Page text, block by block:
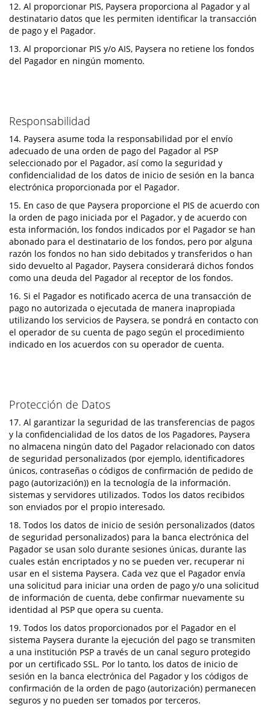
12. Al proporcionar PIS, Paysera proporciona al Pagador y al
destinatario datos que les permiten identificar la transacción
de pago y el Pagador.
13. Al proporcionar PIS y/o AIS, Paysera no retiene los fondos
del Pagador en ningún momento.
Responsabilidad
14. Paysera asume toda la responsabilidad por el envío
adecuado de una orden de pago del Pagador al PSP
seleccionado por el Pagador, así como la seguridad y
confidencialidad de los datos de inicio de sesión en la banca
electrónica proporcionada por el Pagador.
15. En caso de que Paysera proporcione el PIS de acuerdo con
la orden de pago iniciada por el Pagador, y de acuerdo con
esta información, los fondos indicados por el Pagador se han
abonado para el destinatario de los fondos, pero por alguna
razón los fondos no han sido debitados y transferidos o han
sido devuelto al Pagador, Paysera considerará dichos fondos
como una deuda del Pagador al receptor de los fondos.
16. Si el Pagador es notificado acerca de una transacción de
pago no autorizada o ejecutada de manera inapropiada
utilizando los servicios de Paysera, se pondrá en contacto con
el operador de su cuenta de pago según el procedimiento
indicado en los acuerdos con su operador de cuenta.
Protección de Datos
17. Al garantizar la seguridad de las transferencias de pagos
y la confidencialidad de los datos de los Pagadores, Paysera
no almacena ningún dato del Pagador relacionado con datos
de seguridad personalizados (por ejemplo, identificadores
únicos, contraseñas o códigos de confirmación de pedido de
pago (autorización)) en la tecnología de la información.
sistemas y servidores utilizados. Todos los datos recibidos
son enviados por el propio interesado.
18. Todos los datos de inicio de sesión personalizados (datos
de seguridad personalizados) para la banca electrónica del
Pagador se usan solo durante sesiones únicas, durante las
cuales están encriptados y no se pueden ver, recuperar ni
usar en el sistema Paysera. Cada vez que el Pagador envía
una solicitud para iniciar una orden de pago y/o una solicitud
de información de cuenta, debe confirmar nuevamente su
identidad al PSP que opera su cuenta.
19. Todos los datos proporcionados por el Pagador en el
sistema Paysera durante la ejecución del pago se transmiten
a una institución PSP a través de un canal seguro protegido
por un certificado SSL. Por lo tanto, los datos de inicio de
sesión en la banca electrónica del Pagador y los códigos de
confirmación de la orden de pago (autorización) permanecen
seguros y no pueden ser tomados por terceros.